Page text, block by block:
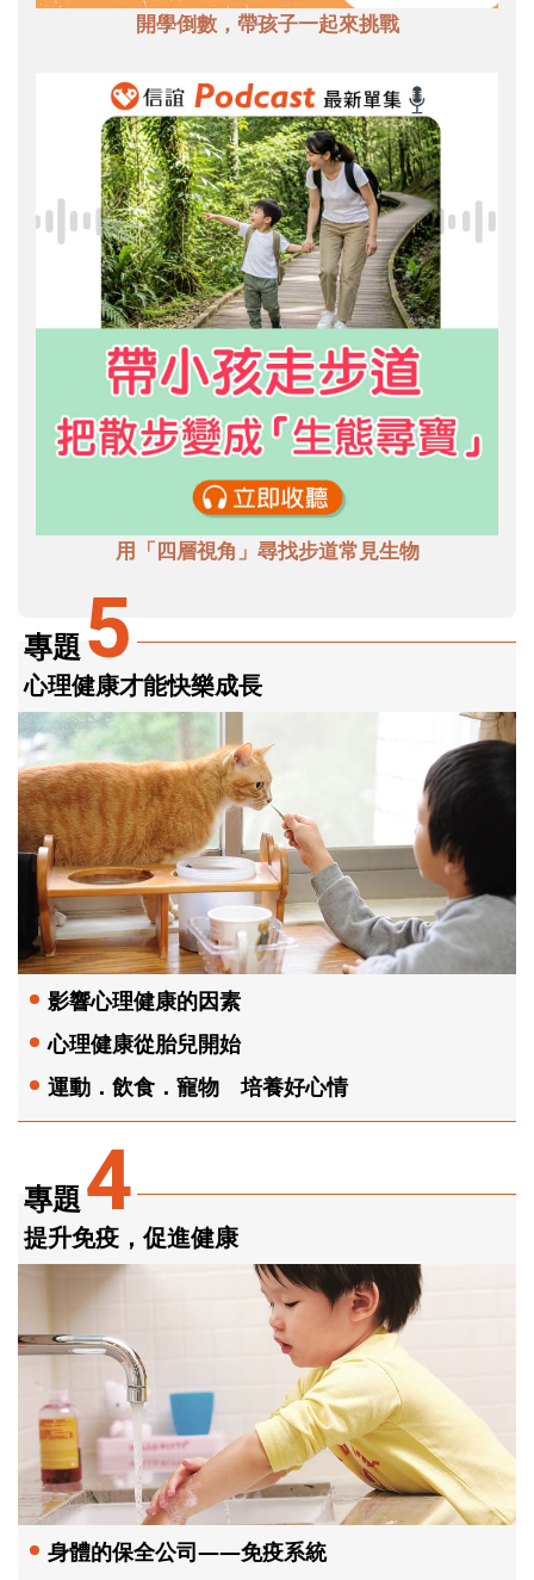
開學倒數，帶孩子一起來挑戰
用「四層視角」尋找步道常見生物
專題4
提升免疫，促進健康
身體的保全公司——免疫系統
專題 5
心理健康才能快樂成長
影響心理健康的因素
心理健康從胎兒開始
運動．飲食．寵物 培養好心情